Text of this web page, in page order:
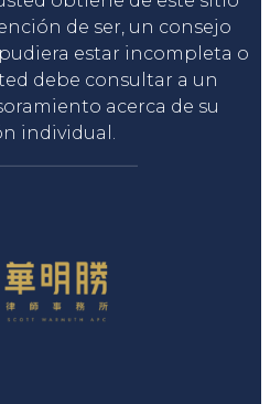
de ser, un consejo
estar incompleta o
debe consultar a un
acerca de su
individual.